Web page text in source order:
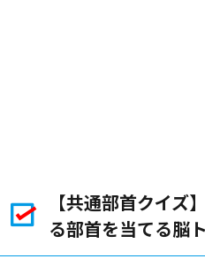
【共通部首クイズ
る部首を当てる脳